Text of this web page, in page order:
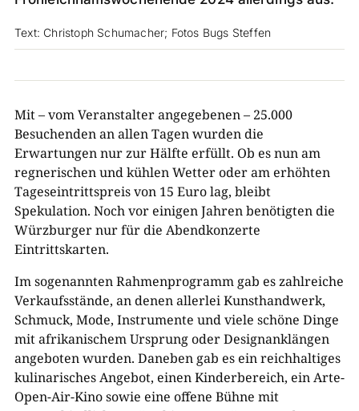
Text: Christoph Schumacher; Fotos Bugs Steffen
Mit – vom Veranstalter angegebenen – 25.000
Besuchenden an allen Tagen wurden die
Erwartungen nur zur Hälfte erfüllt. Ob es nun am
regnerischen und kühlen Wetter oder am erhöhten
Tageseintrittspreis von 15 Euro lag, bleibt
Spekulation. Noch vor einigen Jahren benötigten die
Würzburger nur für die Abendkonzerte
Eintrittskarten.
Im sogenannten Rahmenprogramm gab es zahlreiche
Verkaufsstände, an denen allerlei Kunsthandwerk,
Schmuck, Mode, Instrumente und viele schöne Dinge
mit afrikanischem Ursprung oder Designanklängen
angeboten wurden. Daneben gab es ein reichhaltiges
kulinarisches Angebot, einen Kinderbereich, ein Arte-
Open-Air-Kino sowie eine offene Bühne mit